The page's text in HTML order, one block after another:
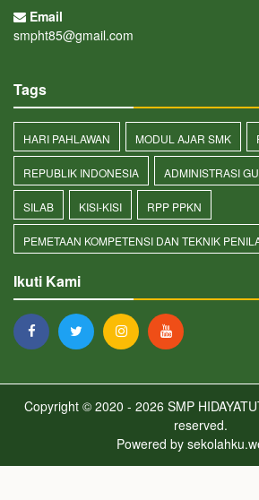
Email
smpht85@gmail.com
Tags
HARI PAHLAWAN MODUL AJAR SMK
REPUBLIK INDONESIA ADMINISTRASI
SILAB KISI-KISI RPP PPKN
PEMETAAN KOMPETENSI DAN TEKNIK
Ikuti Kami
Copyright © 2020 - 2026 SMP
reserved.
Powered by